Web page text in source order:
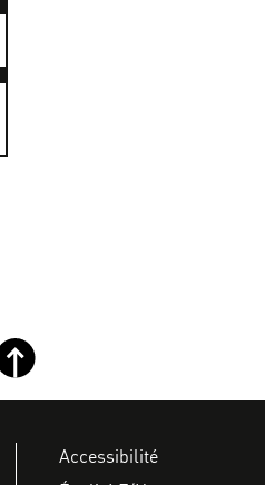
haut de page
Accessibilité